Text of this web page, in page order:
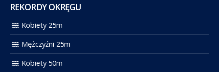
REKORDY OKRĘGU
Kobiety 25m
Mężczyźni 25m
Kobiety 50m